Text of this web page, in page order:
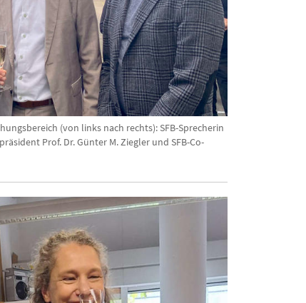
(von links nach rechts): SFB-Sprecherin
Prof. Dr. Günter M. Ziegler und SFB-Co-